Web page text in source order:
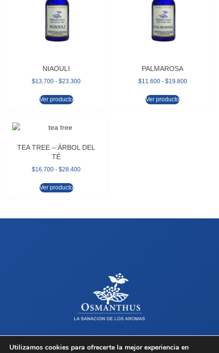
NIAOULI
$13.700 - $23.300
Ver producto
PALMAROSA
$11.600 - $19.800
Ver producto
TEA TREE – ÁRBOL DEL
TÉ
$16.700 - $28.400
Ver producto
Sobre OsmanthusTiendaContactoTérminos y Condiciones
Utilizamos cookies para ofrecerte la mejor experiencia en